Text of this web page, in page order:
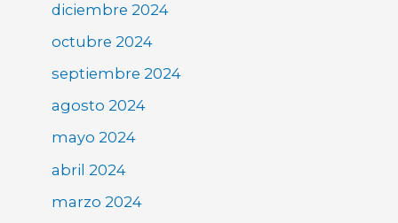
diciembre 2024
octubre 2024
septiembre 2024
agosto 2024
mayo 2024
abril 2024
marzo 2024